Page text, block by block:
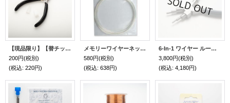
【現品限り】【替チップ】ナイロンジョー先細ペンチ用
200円(税別)
(税込: 220円)
メモリーワイヤーネックレス用12巻（シルバー）
580円(税別)
(税込: 638円)
6-In-1 ワイヤー ループ ペンチ（2〜9mm）（ベイルメイキングプライヤーズ）
3,800円(税別)
(税込: 4,180円)